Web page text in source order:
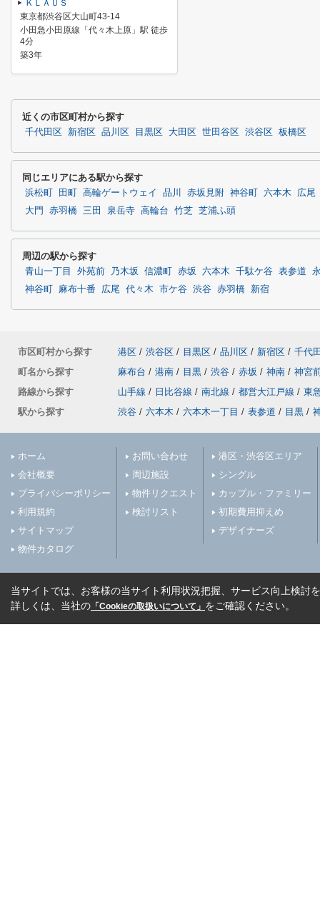
ＫＬＡＵＳ
東京都渋谷区大山町43-14
小田急小田原線「代々木上原」駅 徒歩
4分
築3年
近くの市区町村から探す
千代田区 新宿区 品川区 目黒区 大田区 世田谷区 渋谷区 板橋区
同じエリアにある駅から探す
浜松町 田町 高輪ゲートウェイ 品川 赤坂見附 神谷町 六本木
広尾
大門
赤羽橋 三田 泉岳寺 高輪台 竹芝 芝浦ふ頭
周辺の駅から探す
青山一丁目 外苑前 乃木坂 信濃町 赤坂 六本木 千駄ケ谷 表参道
神谷町
麻布十番 広尾 代々木 市ケ谷 渋谷 赤羽橋 新宿
市区町村から探す 港区 / 渋谷区 / 目黒区 / 品川区 / 新宿区 / 千代
町名から探す
麻布台 / 港南 / 目黒 / 渋谷 / 赤坂 / 神南 / 神宮
路線から探す
山手線 / 日比谷線 / 南北線 / 都営大江戸線 / 東
駅から探す
渋谷 / 六本木 / 六本木一丁目 / 表参道 / 目黒 /
ホーム
会社概要
プライバシーポリシー
利用規約
サイトマップ
物件カタログ
お問い合わせ
周辺施設
物件リクエスト
検討リスト
港区・渋谷区エリア
シングル
カップル・ファミリー
初期費用抑えめ
デザイナーズ
当サイトでは、お客様の当サイト利用状況把握、サービス向上検討
詳しくは、当社の 「Cookieの取扱いについて」 をご確認ください。